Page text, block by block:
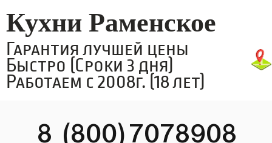
Кухни Раменское
Гарантия лучшей цены
Быстро (Сроки 3 дня)
Работаем с 2008г. (18 лет)
8 (800)7078908